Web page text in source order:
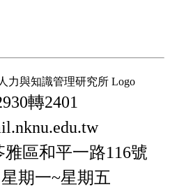
轉2401
區和平一路116號
期一~星期五